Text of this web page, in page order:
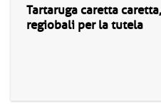
Tartaruga caretta
regiobali per la tutela